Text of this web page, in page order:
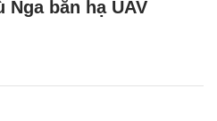
bắn hạ UAV